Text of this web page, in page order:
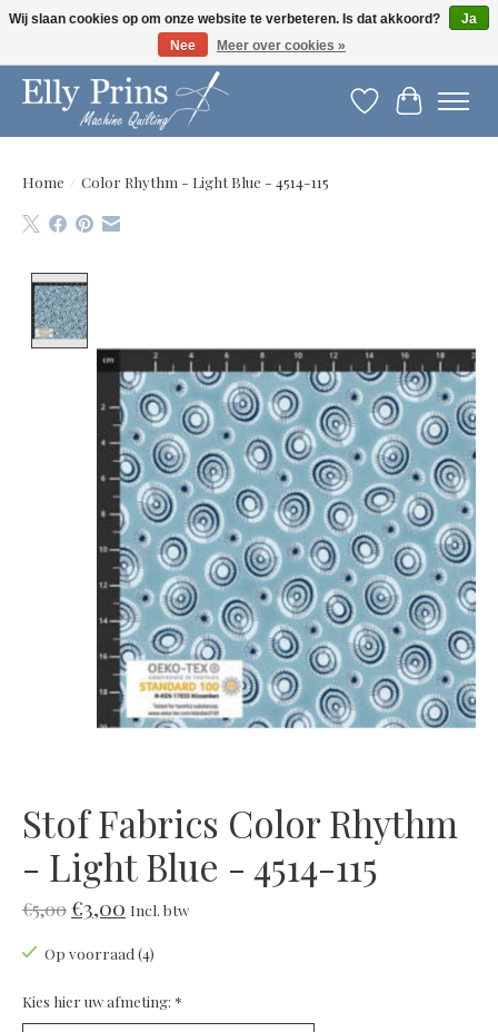
Let op: gewijzigde openingstijden!
Verlanglijst
Home / Color Rhythm - Light Blue - 4514-115
Stof Fabrics Color Rhythm
- Light Blue - 4514-115
€5,00€3,00 Incl. btw
Op voorraad (4)
Kies hier uw afmeting: *
Wij slaan cookies op om onze website te verbeteren. Is dat akkoord?
Ja
Nee
Meer over cookies »